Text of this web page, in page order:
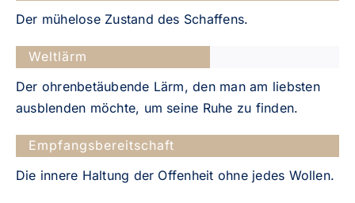
Der mühelose Zustand des Schaffens.
Weltlärm
Der ohrenbetäubende Lärm, den man am liebsten
ausblenden möchte, um seine Ruhe zu finden.
Empfangsbereitschaft
Die innere Haltung der Offenheit ohne jedes Wollen.